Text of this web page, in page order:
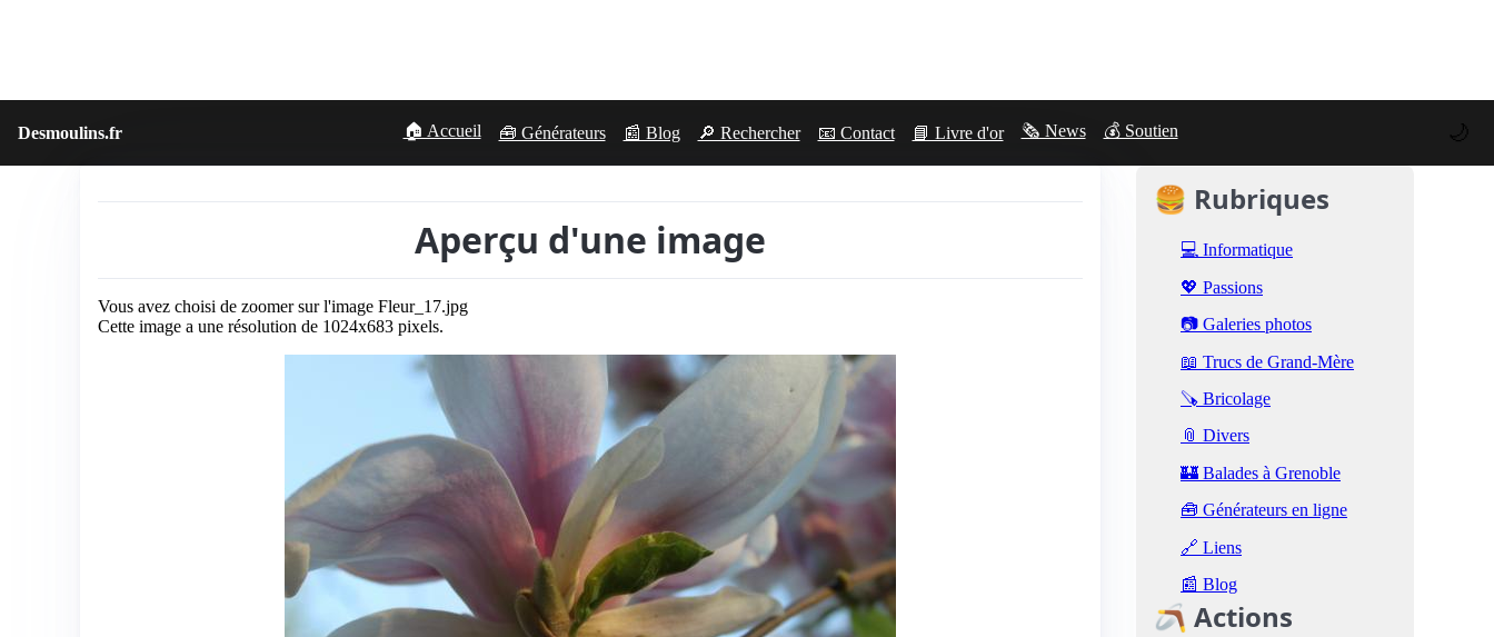
Desmoulins.fr 🏠 Accueil 🧰 Générateurs 📰 Blog 🔎 Rechercher 📧 Contact 📘 Livre d'or 🗞️ News 💰 Soutien 🌙
Aperçu d'une image
Vous avez choisi de zoomer sur l'image Fleur_17.jpg
Cette image a une résolution de 1024x683 pixels.
🍔 Rubriques
💻 Informatique
💖 Passions
📷 Galeries photos
📖 Trucs de Grand-Mère
🪚 Bricolage
📎 Divers
🏰 Balades à Grenoble
🧰 Générateurs en ligne
🔗 Liens
📰 Blog
🪃 Actions